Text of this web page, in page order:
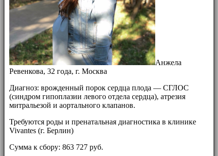
Анжела
Ревенкова, 32 года, г. Москва
Диагноз: врожденный порок сердца плода — СГЛОС
(синдром гипоплазии левого отдела сердца), атрезия
митральезой и аортального клапанов.
Требуются роды и пренатальная диагностика в клинике
Vivantes (г. Берлин)
Сумма к сбору: 863 727 руб.